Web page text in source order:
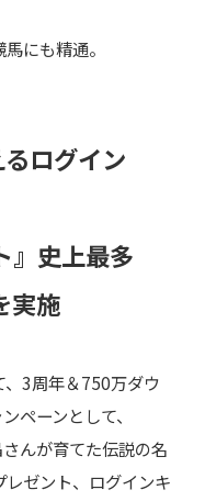
にも精通。
ログイン
』史上最多
実施
、3周年＆750万ダウ
ペーンとして、
んが育てた伝説の名
ゼント、ログインキ